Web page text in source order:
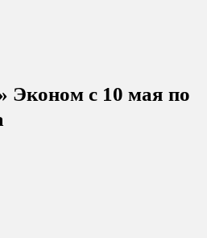
Эконом с 10 мая по